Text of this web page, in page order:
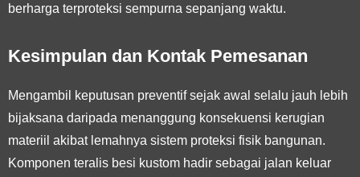
berharga terproteksi sempurna sepanjang waktu.
Kesimpulan dan Kontak Pemesanan
Mengambil keputusan preventif sejak awal selalu jauh lebih
bijaksana daripada menanggung konsekuensi kerugian
materiil akibat lemahnya sistem proteksi fisik bangunan.
Komponen teralis besi kustom hadir sebagai jalan keluar